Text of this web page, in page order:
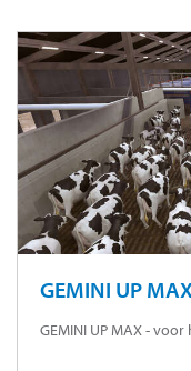
GEMINI UP
GEMINI UP MAX -